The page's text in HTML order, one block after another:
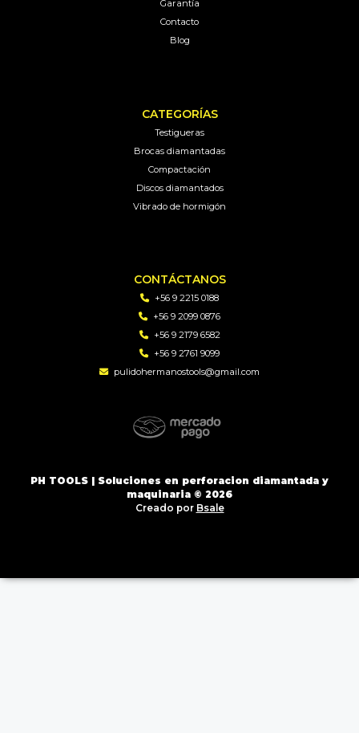
Garantía
Contacto
Blog
CATEGORÍAS
Testigueras
Brocas diamantadas
Compactación
Discos diamantados
Vibrado de hormigón
CONTÁCTANOS
+56 9 2215 0188
+56 9 2099 0876
+56 9 2179 6582
+56 9 2761 9099
pulidohermanostools@gmail.com
PH TOOLS | Soluciones en perforacion diamantada y
maquinaria © 2026
Creado por Bsale